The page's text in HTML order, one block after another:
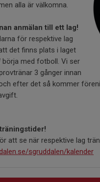
alla är välkomna.
anmälan till ett lag!
för respektive lag
det finns plats i laget
börja med fotboll. Vi ser
3 gånger innan
efter det så kommer
att se när respektive lag
sgruddalen/kalender